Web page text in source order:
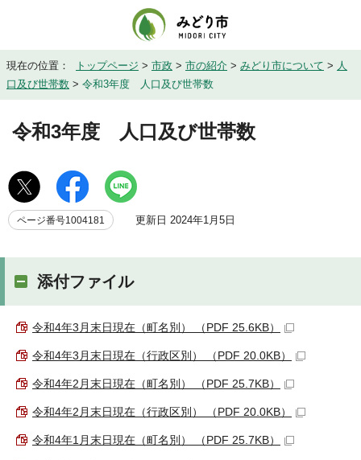
現在の位置： トップページ > 市政 > 市の紹介 > みどり市について > 人
口及び世帯数 > 令和3年度 人口及び世帯数
令和3年度 人口及び世帯数
ページ番号1004181 更新日 2024年1月5日
添付ファイル
令和4年3月末日現在（町名別） （PDF 25.6KB）
令和4年3月末日現在（行政区別） （PDF 20.0KB）
令和4年2月末日現在（町名別） （PDF 25.7KB）
令和4年2月末日現在（行政区別） （PDF 20.0KB）
令和4年1月末日現在（町名別） （PDF 25.7KB）